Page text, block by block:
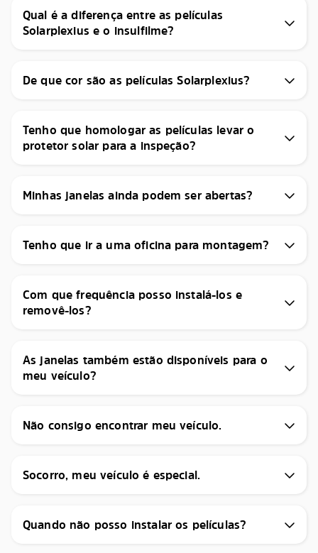
Qual é a diferença entre as películas
Solarplexius e o insulfilme?
De que cor são as películas Solarplexius?
Tenho que homologar as películas levar o
protetor solar para a inspeção?
Minhas janelas ainda podem ser abertas?
Tenho que ir a uma oficina para montagem?
Com que frequência posso instalá-los e
removê-los?
As janelas também estão disponíveis para o
meu veículo?
Não consigo encontrar meu veículo.
Socorro, meu veículo é especial.
Quando não posso instalar os películas?